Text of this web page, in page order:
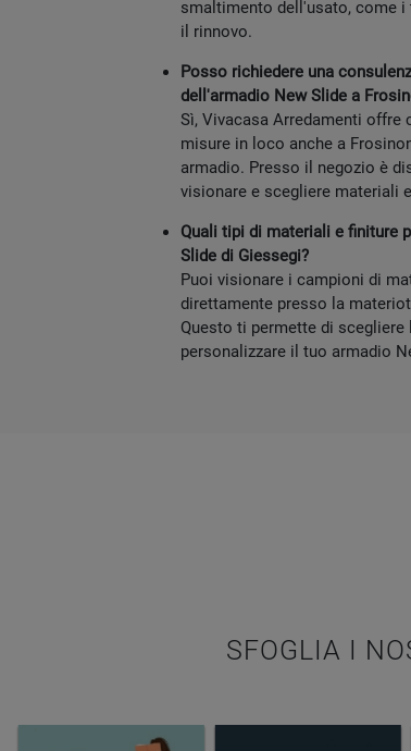
smaltimento dell'usato, come
il rinnovo.
Posso richiedere una
dell'armadio New Slide a
Sì, Vivacasa Arredamenti
misure in loco anche a
armadio. Presso il negozio è
visionare e scegliere materiali
Quali tipi di materiali e finiture
Slide di Giessegi?
Puoi visionare i campioni di
direttamente presso la
Questo ti permette di
personalizzare il tuo armadio
SFOGLIA I